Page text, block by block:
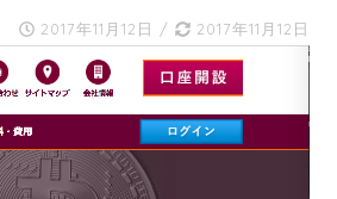
2017年11月12日 / 2017年11月12日